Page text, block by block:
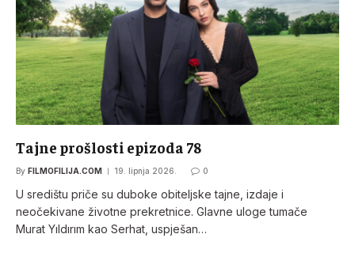
Tajne prošlosti epizoda 78
By FILMOFILIJA.COM 19. lipnja 2026. 0
U središtu priče su duboke obiteljske tajne, izdaje i
neočekivane životne prekretnice. Glavne uloge tumače
Murat Yıldırım kao Serhat, uspješan…